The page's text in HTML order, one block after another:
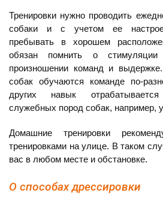
Тренировки нужно проводить
собаки и с учетом ее
пребывать в хорошем
обязан помнить о стимуляции
произношении команд и
собак обучаются команде по-
других навык
служебных пород собак, например,
Домашние тренировки
тренировками на улице. В таком
вас в любом месте и обстановке.
О способах дрессировки